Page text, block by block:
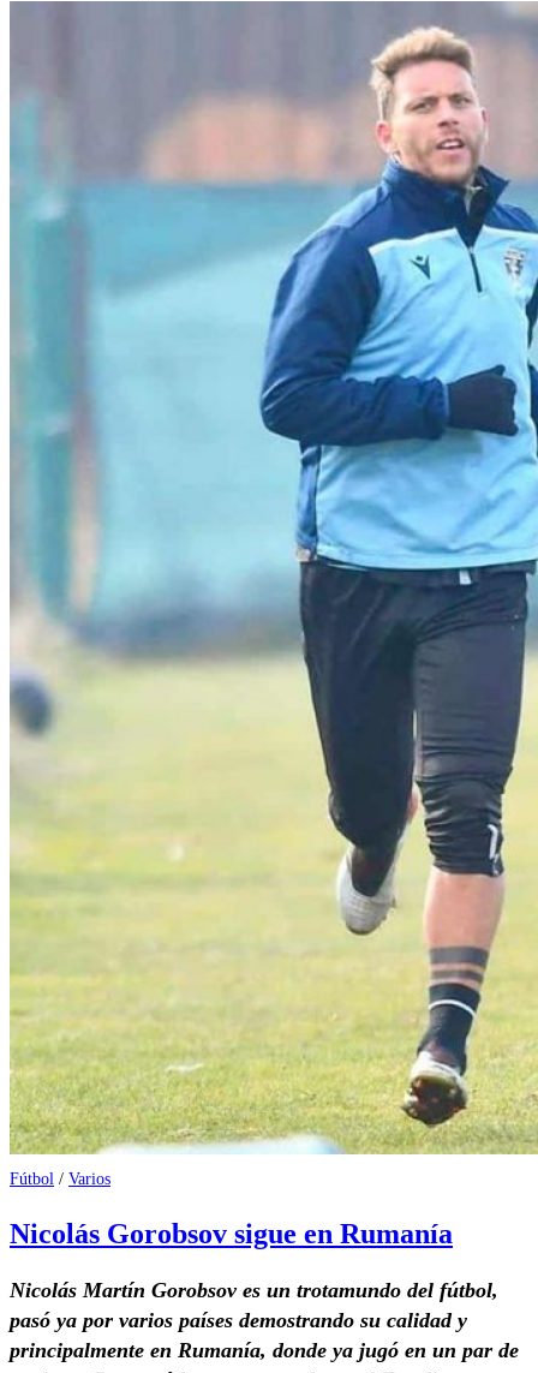
Fútbol / Varios
Nicolás Gorobsov sigue en Rumanía
Nicolás Martín Gorobsov es un trotamundo del fútbol,
pasó ya por varios países demostrando su calidad y
principalmente en Rumanía, donde ya jugó en un par de